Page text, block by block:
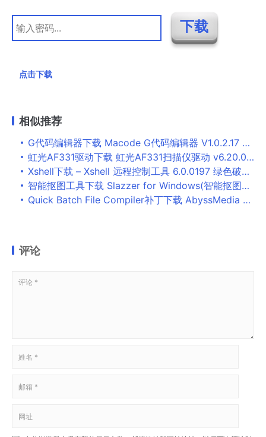
点击下载
相似推荐
G代码编辑器下载 Macode G代码编辑器 V1.0.2.17 中文绿色版
虹光AF331驱动下载 虹光AF331扫描仪驱动 v6.20.051721 免费安装版
Xshell下载 – Xshell 远程控制工具 6.0.0197 绿色破解版
智能抠图工具下载 Slazzer for Windows(智能抠图软件) v1.0.0.0 官方版
Quick Batch File Compiler补丁下载 AbyssMedia Quick Batch File Compiler破解补丁 v5.2.0.0 附激活教程
评论